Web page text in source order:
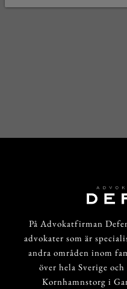
På Advokatfirman
advokater som är
andra områden inom
över hela Sverige
Kornhamnstorg i